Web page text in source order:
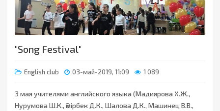
"Song Festival"
English club 03-май-2019, 11:09 1 089
3 мая учителями английского языка (Мадиярова Х.Ж.,
Нурумова Ш.К., Әмірбек Д.К., Шалова Д.К., Машинец В.В.,